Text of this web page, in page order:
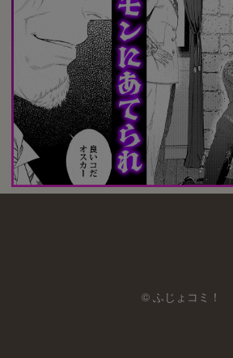
© ふじょコミ！